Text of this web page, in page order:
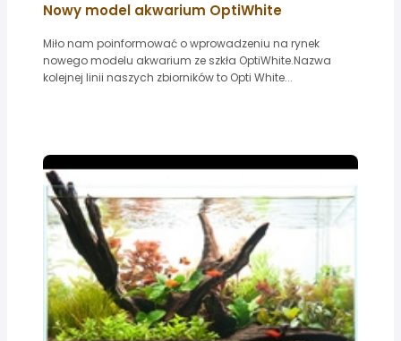
Nowy model akwarium OptiWhite
Miło nam poinformować o wprowadzeniu na rynek
nowego modelu akwarium ze szkła OptiWhite.Nazwa
kolejnej linii naszych zbiorników to Opti White...